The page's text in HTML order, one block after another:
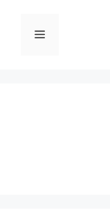
القائمة